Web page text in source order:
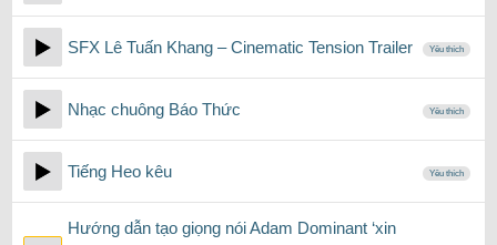
SFX Lê Tuấn Khang – Cinematic Tension Trailer Yêu thích
Nhạc chuông Báo Thức Yêu thích
Tiếng Heo kêu Yêu thích
Hướng dẫn tạo giọng nói Adam Dominant ‘xin